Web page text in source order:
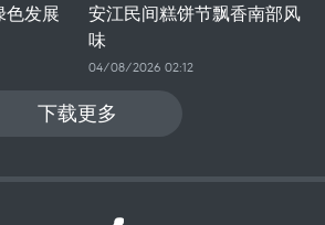
色发展
安江民间糕饼节飘香南部风
味
04/08/2026 02:12
下载更多